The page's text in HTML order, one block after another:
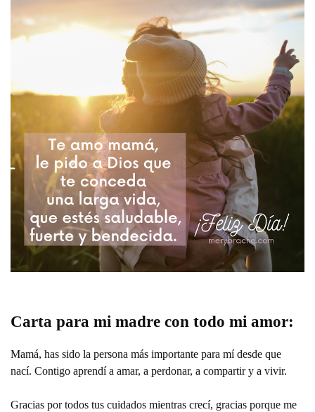
Carta para mi madre con todo mi amor:
Mamá, has sido la persona más importante para mí desde que
nací. Contigo aprendí a amar, a perdonar, a compartir y a vivir.
Gracias por todos tus cuidados mientras crecí, gracias porque me